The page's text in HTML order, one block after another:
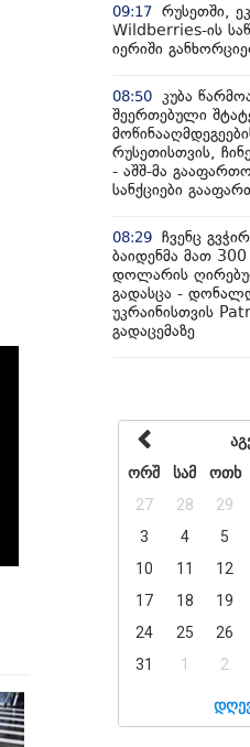
09:17 რუსეთში,
Wildberries-ის
იერიში
08:50 კუბა
შეერთებული
რუსეთისთვის,
- აშშ-მა
სანქციები
08:29 ჩვენც
ბაიდენმა მათ
დოლარის
გადასცა -
უკრაინისთვის
გადაცემაზე
ორშ
სამ ოთხ
27
28 29
3
4 5
10
11 12
17
18 19
24
25 26
31
1 2